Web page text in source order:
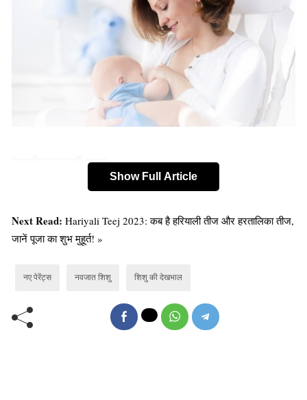
हाइजीन का रखें ध्यान:
नवजात शिशु की स्वच्छता का ध्यान रखना चाहिए। उन्हें नियमित
सुखाने और सुखा कपड़े पहनाने के लिए स्वच्छ और सूखे कपड़े का
उपयोग करना चाहिए।
Show Full Article
Next Read: Hariyali Teej 2023: कब है हरियाली तीज और हरतालिका तीज,
जानें पूजा का शुभ मुहूर्त! »
नए पेरेंट्स नवजात शिशु शिशु की देखभाल